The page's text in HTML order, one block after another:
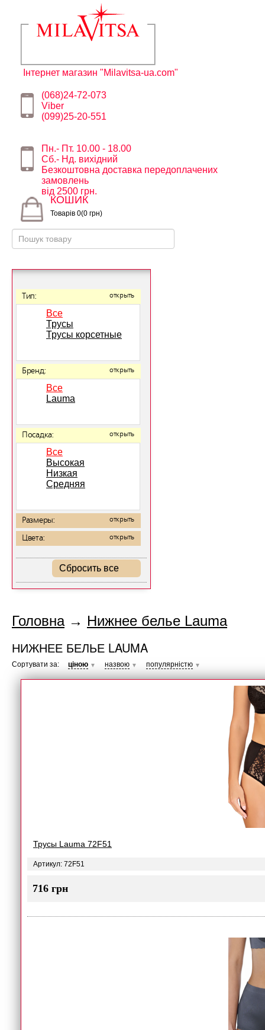
Інтернет магазин "Milavitsa-ua.com"
(068)24-72-073
Viber
(099)25-20-551
Пн.- Пт. 10.00 - 18.00
Сб.- Нд. вихідний
Безкоштовна доставка передоплачених
замовлень
від 2500 грн.
КОШИК
Товарів 0(0 грн)
Тип: открыть
Все
Трусы
Трусы корсетные
Бренд: открыть
Все
Lauma
Посадка: открыть
Все
Высокая
Низкая
Средняя
Размеры: открыть
Цвета: открыть
Сбросить все
Головна→ Нижнее белье Lauma
НИЖНЕЕ БЕЛЬЕ LAUMA
Сортувати за: ціною ▼ назвою ▼ популярністю ▼
Трусы Lauma 72F51
Артикул: 72F51
716 грн